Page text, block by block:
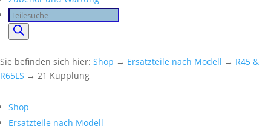
Products
search
Sie befinden sich hier: Shop → Ersatzteile nach Modell → R45 &
R65LS → 21 Kupplung
Shop
Ersatzteile nach Modell